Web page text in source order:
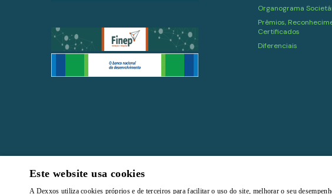
Organograma
Prêmios,
Certificados
Diferenciais
Todos os direitos reservados |
Este website usa cookies
A Dexxos utiliza cookies próprios e de terceiros para facilitar o uso do site, melhorar o seu